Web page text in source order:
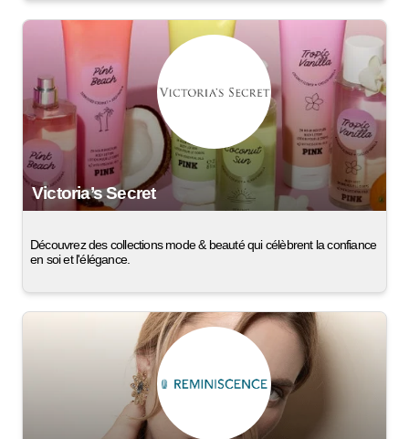
Victoria’s Secret
Découvrez des collections mode & beauté qui célèbrent la confiance
en soi et l'élégance.